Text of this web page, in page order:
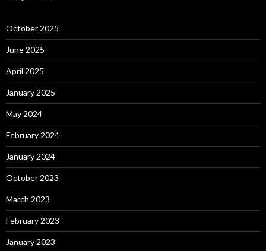
October 2025
June 2025
April 2025
January 2025
May 2024
February 2024
January 2024
October 2023
March 2023
February 2023
January 2023